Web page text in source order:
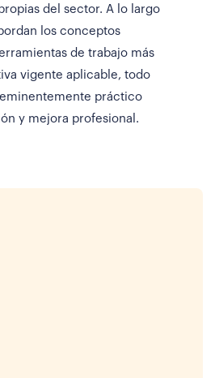
del sector. A lo largo
los conceptos
de trabajo más
vigente aplicable, todo
práctico
y mejora profesional.